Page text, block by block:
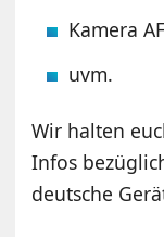
Kamera
uvm.
Wir halten
Infos
deutsche